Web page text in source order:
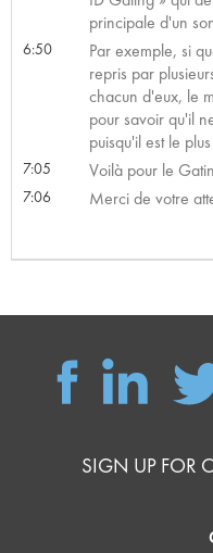
principale d'un
6:50
Par exemple, si
repris par
chacun d'eux, le
pour savoir qu'il
puisqu'il est le
7:05 Voilà pour le
7:06 Merci de votre
SIGN UP FOR